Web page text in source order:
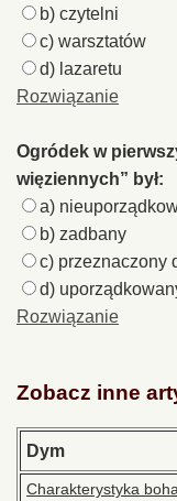
b) czytelni
c) warsztatów
d) lazaretu
Rozwiązanie
Ogródek w
więziennych” był:
a)
b) zadbany
c) przeznaczony
d)
Rozwiązanie
Zobacz inne
Dym
Charakterystyka